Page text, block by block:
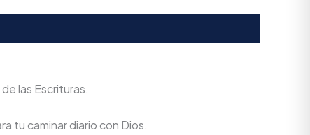
las Escrituras.
tu caminar diario con Dios.